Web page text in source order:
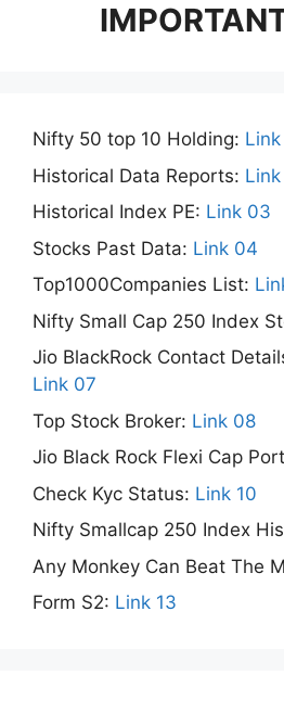
Nifty 50 top 10 Holding: Link
Historical Data Reports:
Historical Index PE: Link 03
Stocks Past Data: Link 04
Top1000Companies List:
Nifty Small Cap 250 Index
Jio BlackRock Contact
Link 07
Top Stock Broker: Link 08
Jio Black Rock Flexi Cap
Check Kyc Status: Link 10
Nifty Smallcap 250 Index
Any Monkey Can Beat The
Form S2: Link 13